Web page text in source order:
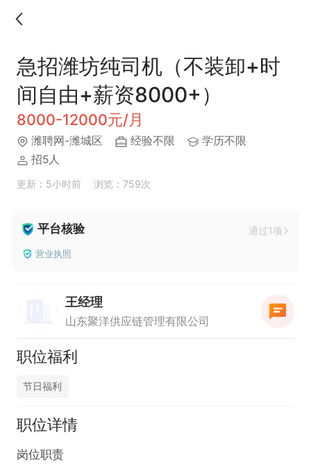
急招潍坊纯司机（不装卸+时
间自由+薪资8000+）
8000-12000元/月
潍聘网-潍城区 经验不限
学历不限
招5人
更新：5小时前 浏览：759次
平台核验 通过1项
营业执照
王经理
山东聚洋供应链管理有限公司
职位福利
节日福利
职位详情
岗位职责